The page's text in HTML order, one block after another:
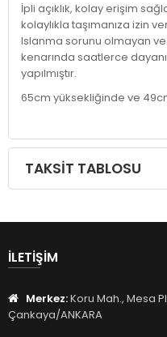
İpli açıklık, kolay erişim
kolaylıkla taşımanıza izin
Islanma sorunu olmayan
kenarında saatlerce
yapılmıştır.
65cm yüksekliğinde ve
TAKSIT TABLOSU
İLETIŞIM
Merkez:Koru Mah., Mesa
Çankaya/ANKARA